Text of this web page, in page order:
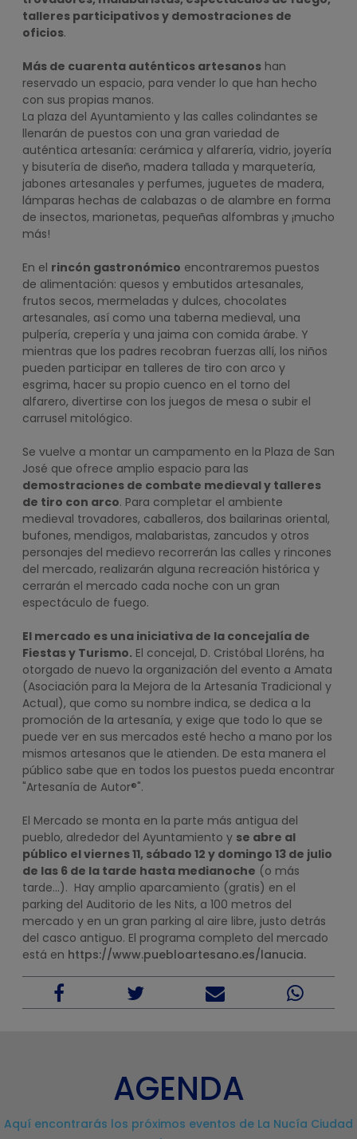
talleres participativos y demostraciones de
oficios.
Más de cuarenta auténticos artesanos han
reservado un espacio, para vender lo que han hecho
con sus propias manos.
La plaza del Ayuntamiento y las calles colindantes se
llenarán de puestos con una gran variedad de
auténtica artesanía: cerámica y alfarería, vidrio, joyería
y bisutería de diseño, madera tallada y marquetería,
jabones artesanales y perfumes, juguetes de madera,
lámparas hechas de calabazas o de alambre en forma
de insectos, marionetas, pequeñas alfombras y ¡mucho
más!
En el rincón gastronómico encontraremos puestos
de alimentación: quesos y embutidos artesanales,
frutos secos, mermeladas y dulces, chocolates
artesanales, así como una taberna medieval, una
pulpería, crepería y una jaima con comida árabe. Y
mientras que los padres recobran fuerzas allí, los niños
pueden participar en talleres de tiro con arco y
esgrima, hacer su propio cuenco en el torno del
alfarero, divertirse con los juegos de mesa o subir el
carrusel mitológico.
Se vuelve a montar un campamento en la Plaza de San
José que ofrece amplio espacio para las
demostraciones de combate medieval y talleres
de tiro con arco. Para completar el ambiente
medieval trovadores, caballeros, dos bailarinas oriental,
bufones, mendigos, malabaristas, zancudos y otros
personajes del medievo recorrerán las calles y rincones
del mercado, realizarán alguna recreación histórica y
cerrarán el mercado cada noche con un gran
espectáculo de fuego.
El mercado es una iniciativa de la concejalía de
Fiestas y Turismo. El concejal, D. Cristóbal Lloréns, ha
otorgado de nuevo la organización del evento a Amata
(Asociación para la Mejora de la Artesanía Tradicional y
Actual), que como su nombre indica, se dedica a la
promoción de la artesanía, y exige que todo lo que se
puede ver en sus mercados esté hecho a mano por los
mismos artesanos que le atienden. De esta manera el
público sabe que en todos los puestos pueda encontrar
"Artesanía de Autor®".
El Mercado se monta en la parte más antigua del
pueblo, alrededor del Ayuntamiento y se abre al
público el viernes 11, sábado 12 y domingo 13 de julio
de las 6 de la tarde hasta medianoche (o más
tarde...). Hay amplio aparcamiento (gratis) en el
parking del Auditorio de les Nits, a 100 metros del
mercado y en un gran parking al aire libre, justo detrás
del casco antiguo. El programa completo del mercado
está en https://www.puebloartesano.es/lanucia.
AGENDA
Aquí encontrarás los próximos eventos de La Nucía Ciudad